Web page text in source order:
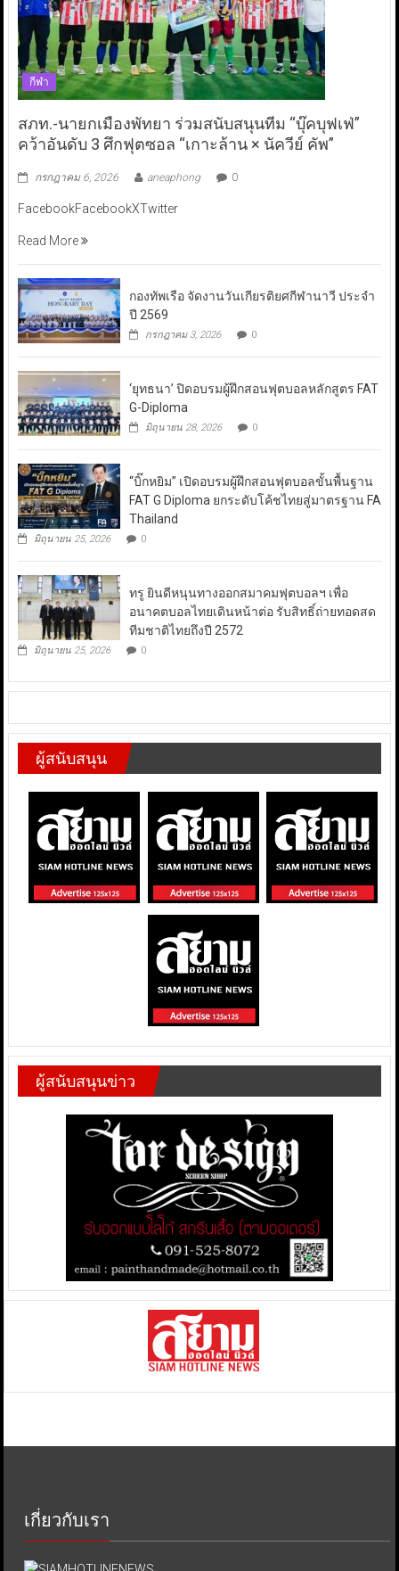
กีฬา
สภท.-นายกเมืองพัทยา ร่วมสนับสนุนทีม “บุ๊คบุฟเฟ่”
คว้าอันดับ 3 ศึกฟุตซอล “เกาะล้าน × นัควีย์ คัพ”
กรกฎาคม 6, 2026 aneaphong 0
FacebookFacebookXTwitter
Read More
กองทัพเรือ จัดงานวันเกียรติยศกีฬานาวี ประจำ
ปี 2569
กรกฎาคม 3, 2026 0
‘ยุทธนา’ ปิดอบรมผู้ฝึกสอนฟุตบอลหลักสูตร FAT
G-Diploma
มิถุนายน 28, 2026 0
“บิ๊กหยิม” เปิดอบรมผู้ฝึกสอนฟุตบอลขั้นพื้นฐาน
FAT G Diploma ยกระดับโค้ชไทยสู่มาตรฐาน FA
Thailand
มิถุนายน 25, 2026 0
ทรู ยินดีหนุนทางออกสมาคมฟุตบอลฯ เพื่อ
อนาคตบอลไทยเดินหน้าต่อ รับสิทธิ์ถ่ายทอดสด
ทีมชาติไทยถึงปี 2572
มิถุนายน 25, 2026 0
ผู้สนับสนุน
ผู้สนับสนุนข่าว
เกี่ยวกับเรา